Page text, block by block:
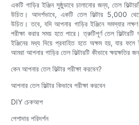
একটি গাড়ির ইঞ্জিন সুষ্ঠুভাবে চালানোর জন্য, তেল
উচিত। আদর্শভাবে, একটি তেল ফিল্টার 5,000
উচিত। তবে, যদি আপনার গাড়ির ইঞ্জিনে সমস্যার লক্ষণ
পরীক্ষা করার সময় হতে পারে। ত্রুটিপূর্ণ তেল
ইঞ্জিনের মধ্য দিয়ে প্রবাহিত হতে অক্ষম হয়, যার ফলে
আমরা আপনার গাড়ির তেল ফিল্টারটি কীভাবে ক্ষয়ক্ষতির
কেন আপনার তেল ফিল্টার পরীক্ষা করবেন?
আপনার তেল ফিল্টার কিভাবে পরীক্ষা করবেন
DIY চেকআপ
পেশাদার পরিদর্শন